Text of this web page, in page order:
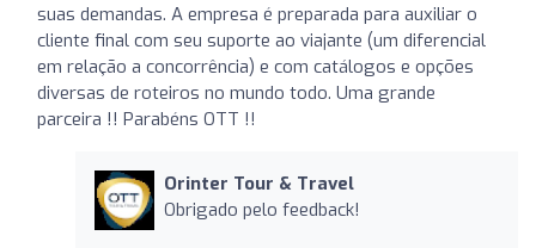
suas demandas. A empresa é preparada para auxiliar o
cliente final com seu suporte ao viajante (um diferencial
em relação a concorrência) e com catálogos e opções
diversas de roteiros no mundo todo. Uma grande
parceira !! Parabéns OTT !!
Orinter Tour & Travel
Obrigado pelo feedback!